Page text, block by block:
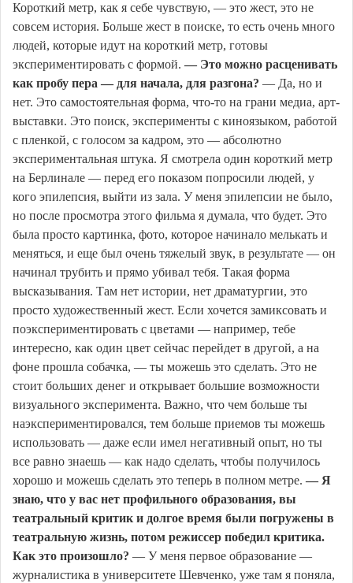
Короткий метр, как я себе чувствую, — это жест, это не
совсем история. Больше жест в поиске, то есть очень много
людей, которые идут на короткий метр, готовы
экспериментировать с формой. — Это можно расценивать
как пробу пера — для начала, для разгона? — Да, но и
нет. Это самостоятельная форма, что-то на грани медиа, арт-
выставки. Это поиск, эксперименты с киноязыком, работой
с пленкой, с голосом за кадром, это — абсолютно
экспериментальная штука. Я смотрела один короткий метр
на Берлинале — перед его показом попросили людей, у
кого эпилепсия, выйти из зала. У меня эпилепсии не было,
но после просмотра этого фильма я думала, что будет. Это
была просто картинка, фото, которое начинало мелькать и
меняться, и еще был очень тяжелый звук, в результате — он
начинал трубить и прямо убивал тебя. Такая форма
высказывания. Там нет истории, нет драматургии, это
просто художественный жест. Если хочется замиксовать и
поэкспериментировать с цветами — например, тебе
интересно, как один цвет сейчас перейдет в другой, а на
фоне прошла собачка, — ты можешь это сделать. Это не
стоит больших денег и открывает большие возможности
визуального эксперимента. Важно, что чем больше ты
наэкспериментировался, тем больше приемов ты можешь
использовать — даже если имел негативный опыт, но ты
все равно знаешь — как надо сделать, чтобы получилось
хорошо и можешь сделать это теперь в полном метре. — Я
знаю, что у вас нет профильного образования, вы
театральный критик и долгое время были погружены в
театральную жизнь, потом режиссер победил критика.
Как это произошло? — У меня первое образование —
журналистика в университете Шевченко, уже там я поняла,